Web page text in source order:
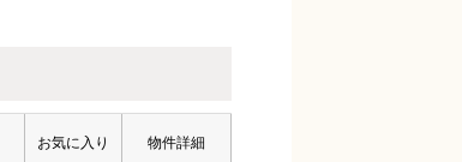
お気に入り 物件詳細